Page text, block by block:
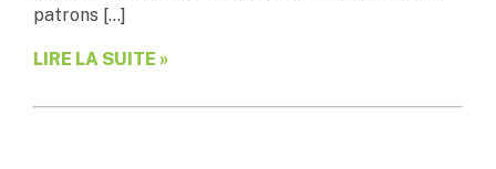
patrons […]
LIRE LA SUITE »